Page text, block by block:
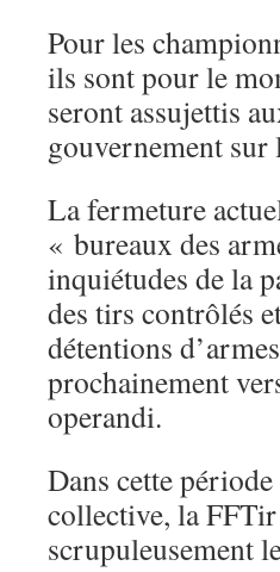
Pour les
ils sont pour le
seront assujettis
gouvernement sur
La fermeture
« bureaux des
inquiétudes de la
des tirs contrôlés
détentions
prochainement
operandi.
Dans cette
collective, la
scrupuleusement